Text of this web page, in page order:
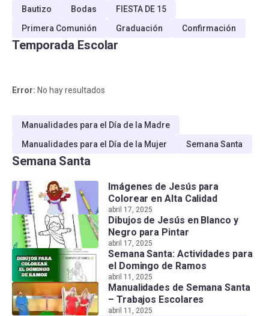
Bautizo Bodas
FIESTA DE 15
Primera Comunión
Graduación Confirmación
Temporada Escolar
Error: No hay resultados
Manualidades para el Día de la Madre
Manualidades para el Día de la Mujer
Semana Santa
Semana Santa
Imágenes de Jesús para
Colorear en Alta Calidad
abril 17, 2025
Dibujos de Jesús en Blanco y
Negro para Pintar
abril 17, 2025
Semana Santa: Actividades para
el Domingo de Ramos
abril 11, 2025
Manualidades de Semana Santa
– Trabajos Escolares
abril 11, 2025